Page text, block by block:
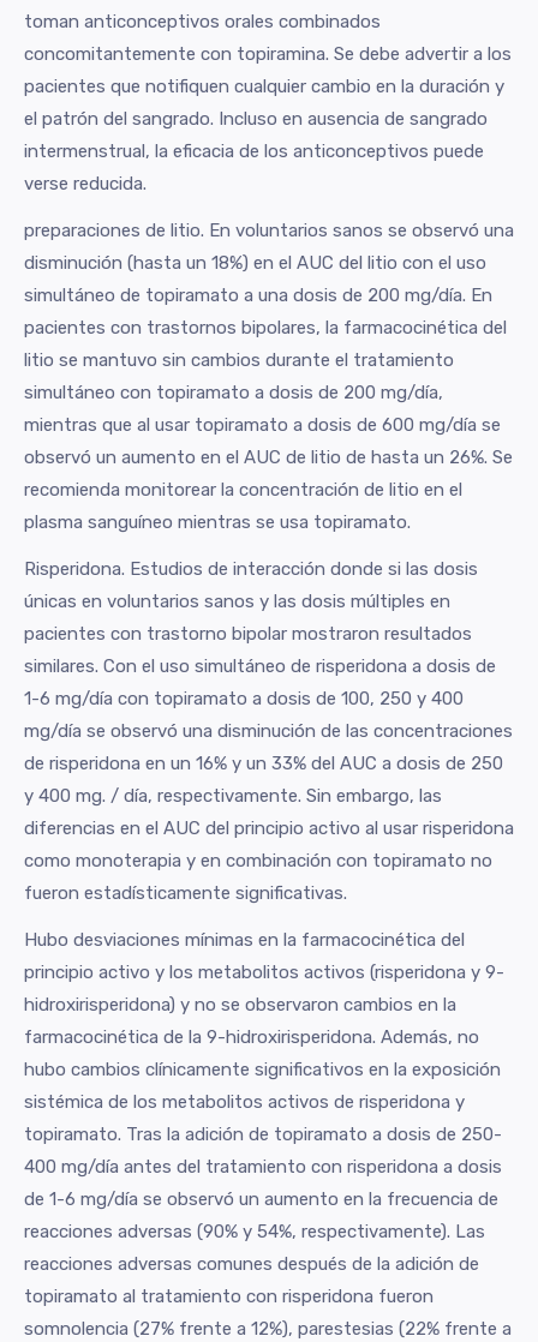
toman anticonceptivos orales combinados
concomitantemente con topiramina. Se debe advertir a los
pacientes que notifiquen cualquier cambio en la duración y
el patrón del sangrado. Incluso en ausencia de sangrado
intermenstrual, la eficacia de los anticonceptivos puede
verse reducida.
preparaciones de litio. En voluntarios sanos se observó una
disminución (hasta un 18%) en el AUC del litio con el uso
simultáneo de topiramato a una dosis de 200 mg/día. En
pacientes con trastornos bipolares, la farmacocinética del
litio se mantuvo sin cambios durante el tratamiento
simultáneo con topiramato a dosis de 200 mg/día,
mientras que al usar topiramato a dosis de 600 mg/día se
observó un aumento en el AUC de litio de hasta un 26%. Se
recomienda monitorear la concentración de litio en el
plasma sanguíneo mientras se usa topiramato.
Risperidona. Estudios de interacción donde si las dosis
únicas en voluntarios sanos y las dosis múltiples en
pacientes con trastorno bipolar mostraron resultados
similares. Con el uso simultáneo de risperidona a dosis de
1-6 mg/día con topiramato a dosis de 100, 250 y 400
mg/día se observó una disminución de las concentraciones
de risperidona en un 16% y un 33% del AUC a dosis de 250
y 400 mg. / día, respectivamente. Sin embargo, las
diferencias en el AUC del principio activo al usar risperidona
como monoterapia y en combinación con topiramato no
fueron estadísticamente significativas.
Hubo desviaciones mínimas en la farmacocinética del
principio activo y los metabolitos activos (risperidona y 9-
hidroxirisperidona) y no se observaron cambios en la
farmacocinética de la 9-hidroxirisperidona. Además, no
hubo cambios clínicamente significativos en la exposición
sistémica de los metabolitos activos de risperidona y
topiramato. Tras la adición de topiramato a dosis de 250-
400 mg/día antes del tratamiento con risperidona a dosis
de 1-6 mg/día se observó un aumento en la frecuencia de
reacciones adversas (90% y 54%, respectivamente). Las
reacciones adversas comunes después de la adición de
topiramato al tratamiento con risperidona fueron
somnolencia (27% frente a 12%), parestesias (22% frente a